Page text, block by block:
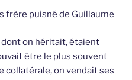
frère puisné de Guillaume
on héritait, étaient
être le plus souvent
collatérale, on vendait ses